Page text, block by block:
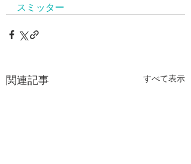
スミッター
関連記事 すべて表示